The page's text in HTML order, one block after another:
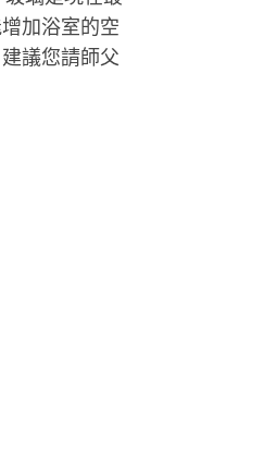
加浴室的空
議您請師父